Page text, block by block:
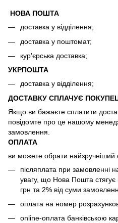
НОВА ПОШТА
доставка у відділення;
доставка у поштомат;
кур'єрська доставка;
УКРПОШТА
доставка у відділення;
ДОСТАВКУ СПЛАЧУЄ
Якщо ви бажаєте сплатити
повідомте про це нашому
замовлення.
ОПЛАТА
ви можете обрати найзручніший
післяплата при замовленні
увагу, що Нова Пошта стягує
грн та 2% від суми
оплата на номер
online-оплата банківською